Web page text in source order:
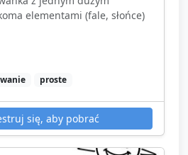
elementami (fale, słońce)
proste
się, aby pobrać